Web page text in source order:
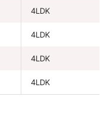
4LDK
4LDK
4LDK
4LDK